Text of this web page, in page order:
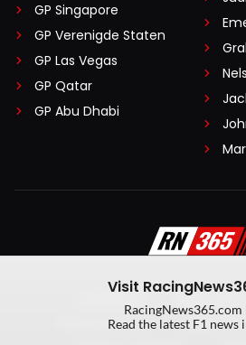
GP Singapore
GP Verenigde Staten
GP Las Vegas
GP Qatar
GP Abu Dhabi
Algemene
Privacy Policy
Created
Visit
RacingNews365.com
Read the latest F1 news